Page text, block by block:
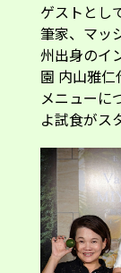
ゲストとし
筆家、マッ
州出身のイ
園 内山雅仁
メニューに
よ試食がス